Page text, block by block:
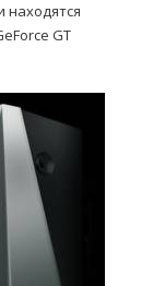
находятся
GT